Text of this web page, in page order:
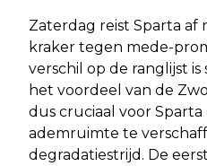
Zaterdag reist Sparta af
kraker tegen mede-
verschil op de ranglijst
het voordeel van de
dus cruciaal voor
ademruimte te
degradatiestrijd. De